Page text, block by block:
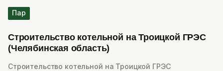
Пар
Строительство котельной на Троицкой ГРЭС
(Челябинская область)
Строительство котельной на Троицкой ГРЭС